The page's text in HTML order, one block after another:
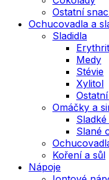
Ostatní
Ochucovadla a
Sladidla
Medy
Stévie
Xylitol
Omáčky a
Slané
Koření a sůl
Nápoje